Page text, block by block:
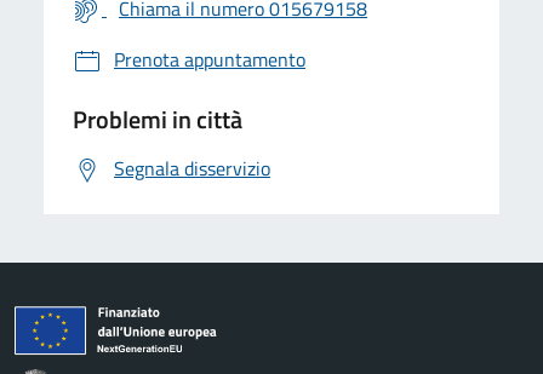
Chiama il numero 015679158
Prenota appuntamento
Problemi in città
Segnala disservizio